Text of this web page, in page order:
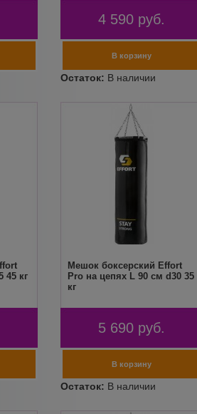
4 590 руб.
45 кг
Мешок боксерский Effort
Pro на цепях L 90 см d30 35
кг
5 690 руб.